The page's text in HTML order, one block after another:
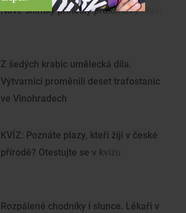
Nové snímky přinesly průlomový objev
Z šedých krabic umělecká díla.
Výtvarníci proměnili deset trafostanic
ve Vinohradech
KVÍZ: Poznáte plazy, kteří žijí v české
přírodě? Otestujte se v kvízu
Rozpálené chodníky i slunce. Lékaři v